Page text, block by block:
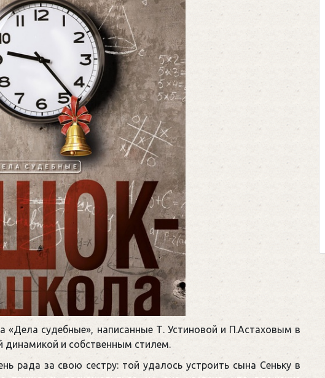
судебные», написанные Т. Устиновой и П.Астаховым в
динамикой и собственным стилем.
рада за свою сестру: той удалось устроить сына Сеньку в